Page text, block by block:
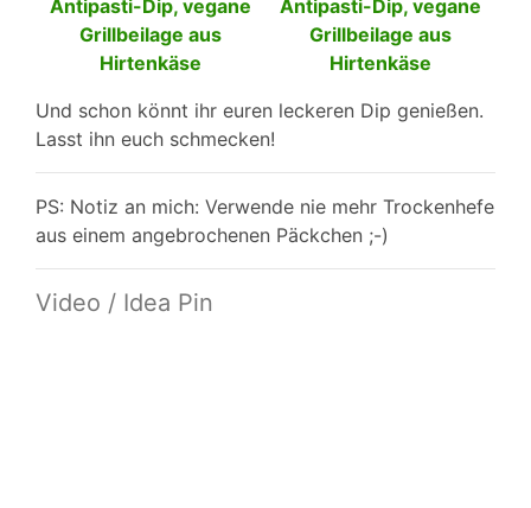
Und schon könnt ihr euren leckeren Dip genießen.
Lasst ihn euch schmecken!
PS: Notiz an mich: Verwende nie mehr Trockenhefe
aus einem angebrochenen Päckchen ;-)
Video / Idea Pin